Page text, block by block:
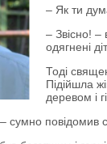
– Як ти
– Звісно! –
одягнені
Тоді
Підійшла
деревом і
сумно повідомив